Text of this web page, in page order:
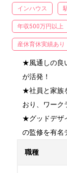
インハウス
年収500万円以上
産休育休実績あり
★風通しの良
が活発！
★社員と家族
おり、ワーク
★グッドデザ
の監修を有名
職種